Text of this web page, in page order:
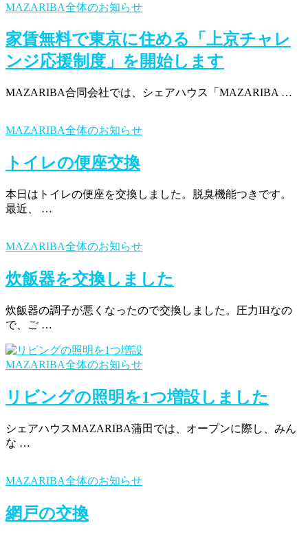
MAZARIBA全体のお知らせ
家賃無料で東京に住める「上京チャレ
ンジ応援制度」を開始します
MAZARIBA合同会社では、シェアハウス「MAZARIBA …
MAZARIBA全体のお知らせ
トイレの便座交換
本日はトイレの便座を交換しました。脱臭機能つきです。
最近、 …
MAZARIBA全体のお知らせ
炊飯器を交換しました
炊飯器の調子が悪くなったので交換しました。圧力IHなの
で、ご …
MAZARIBA全体のお知らせ
リビングの照明を1つ増設しました
シェアハウスMAZARIBA蒲田では、オープンに際し、みん
な …
MAZARIBA全体のお知らせ
網戸の交換